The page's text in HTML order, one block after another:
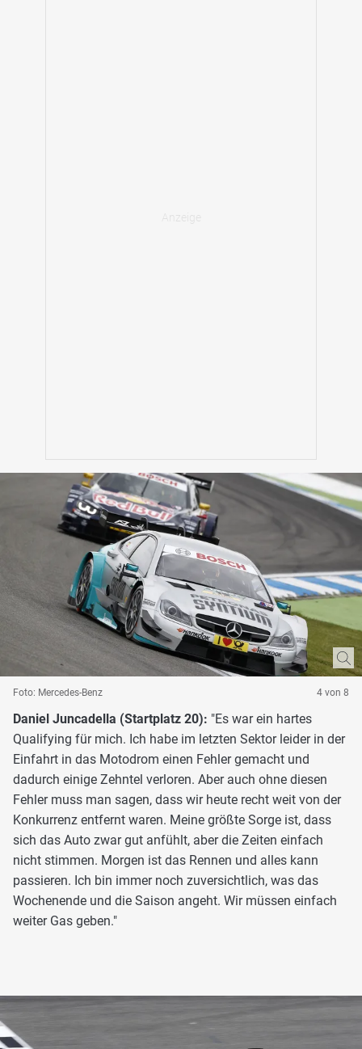
Foto: Mercedes-Benz 4 von 8
Daniel Juncadella (Startplatz 20): "Es war ein hartes
Qualifying für mich. Ich habe im letzten Sektor leider in der
Einfahrt in das Motodrom einen Fehler gemacht und
dadurch einige Zehntel verloren. Aber auch ohne diesen
Fehler muss man sagen, dass wir heute recht weit von der
Konkurrenz entfernt waren. Meine größte Sorge ist, dass
sich das Auto zwar gut anfühlt, aber die Zeiten einfach
nicht stimmen. Morgen ist das Rennen und alles kann
passieren. Ich bin immer noch zuversichtlich, was das
Wochenende und die Saison angeht. Wir müssen einfach
weiter Gas geben."